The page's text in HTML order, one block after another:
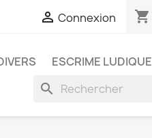
 Connexion shopping_cart
ESCRIME LUDIQUE
search